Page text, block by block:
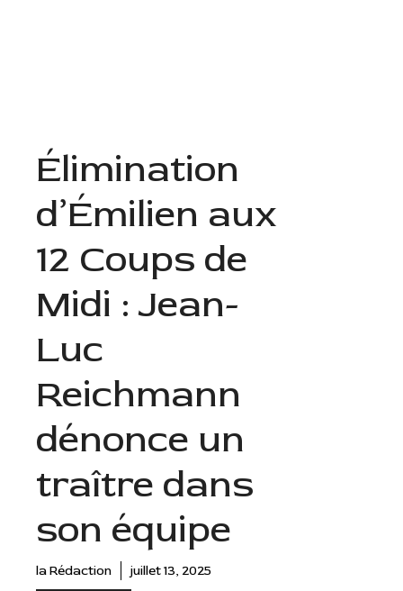
Élimination
d’Émilien aux
12 Coups de
Midi : Jean-
Luc
Reichmann
dénonce un
traître dans
son équipe
la Rédaction juillet 13, 2025